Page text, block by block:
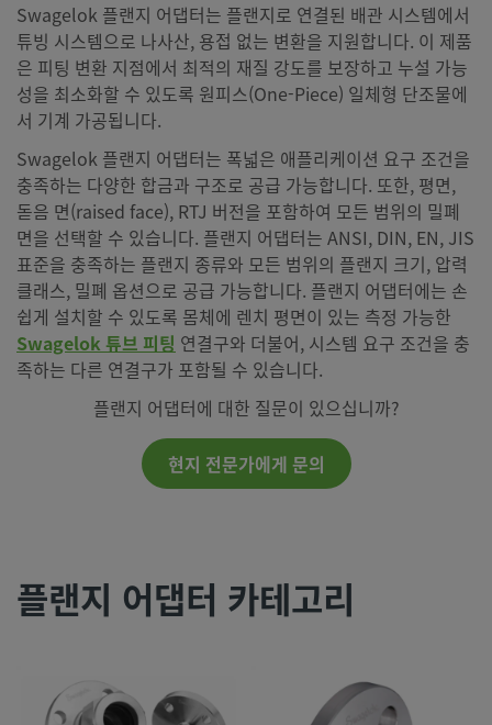
Swagelok 플랜지 어댑터는 플랜지로 연결된 배관 시스템에서
튜빙 시스템으로 나사산, 용접 없는 변환을 지원합니다. 이 제품
은 피팅 변환 지점에서 최적의 재질 강도를 보장하고 누설 가능
성을 최소화할 수 있도록 원피스(One-Piece) 일체형 단조물에
서 기계 가공됩니다.
Swagelok 플랜지 어댑터는 폭넓은 애플리케이션 요구 조건을
충족하는 다양한 합금과 구조로 공급 가능합니다. 또한, 평면,
돋음 면(raised face), RTJ 버전을 포함하여 모든 범위의 밀폐
면을 선택할 수 있습니다. 플랜지 어댑터는 ANSI, DIN, EN, JIS
표준을 충족하는 플랜지 종류와 모든 범위의 플랜지 크기, 압력
클래스, 밀폐 옵션으로 공급 가능합니다. 플랜지 어댑터에는 손
쉽게 설치할 수 있도록 몸체에 렌치 평면이 있는 측정 가능한
Swagelok 튜브 피팅 연결구와 더불어, 시스템 요구 조건을 충
족하는 다른 연결구가 포함될 수 있습니다.
플랜지 어댑터에 대한 질문이 있으십니까?
현지 전문가에게 문의
플랜지 어댑터 카테고리